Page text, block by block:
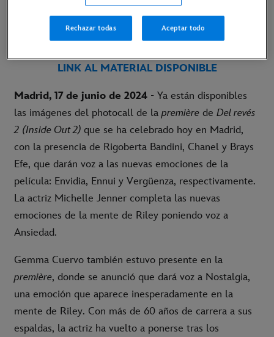
ESTRENO ESTE MIÉRCOLES SOLO EN CINES
LINK A LAS IMÁGENES DEL PHOTOCALL
LINK AL MATERIAL DISPONIBLE
Madrid, 17 de junio de 2024 - Ya están disponibles
las imágenes del photocall de la première de Del revés
2 (Inside Out 2) que se ha celebrado hoy en Madrid,
con la presencia de Rigoberta Bandini, Chanel y Brays
Efe, que darán voz a las nuevas emociones de la
película: Envidia, Ennui y Vergüenza, respectivamente.
La actriz Michelle Jenner completa las nuevas
emociones de la mente de Riley poniendo voz a
Ansiedad.
Gemma Cuervo también estuvo presente en la
première, donde se anunció que dará voz a Nostalgia,
una emoción que aparece inesperadamente en la
mente de Riley. Con más de 60 años de carrera a sus
espaldas, la actriz ha vuelto a ponerse tras los
Rechazar todas Aceptar todo